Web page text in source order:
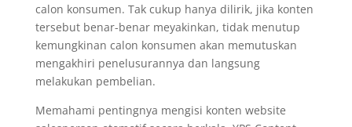
calon konsumen. Tak cukup hanya dilirik, jika konten
tersebut benar-benar meyakinkan, tidak menutup
kemungkinan calon konsumen akan memutuskan
mengakhiri penelusurannya dan langsung
melakukan pembelian.
Memahami pentingnya mengisi konten website